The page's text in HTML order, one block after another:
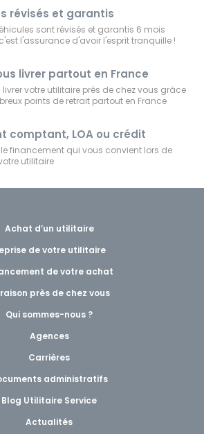
révisés et garantis
sont révisés et garantis 6 mois
l'assurance d'avoir l'esprit tranquille !
livrer partout en France
livrer votre utilitaire près de chez vous grâce
points de retrait partout en France
comptant, LOA ou crédit
financement qui vous convient lors de
utilitaire
Achat d’un utilitaire
de votre utilitaire
de votre achat
près de chez vous
Qui sommes-nous ?
Agences
Carrières
administratifs
Blog Utilitaire Service
Actualités